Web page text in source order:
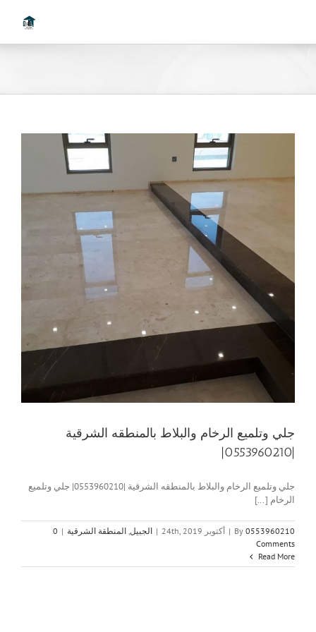
جلي وتلميع الرخام والبلاط بالمنطقه الشرقية
|0553960210|
جلي وتلميع الرخام والبلاط بالمنطقه الشرقية |0553960210| جلي وتلميع
الرخام [...]
By 0553960210
| أكتوبر 24th, 2019 | الجبيل, المنطقة الشرقية |
0
Comments
Read More